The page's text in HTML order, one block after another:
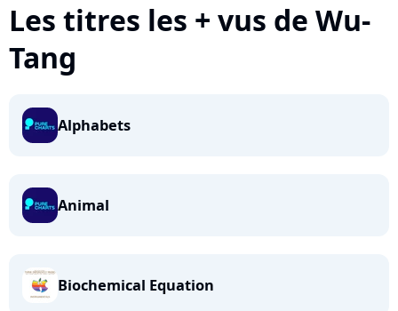
Les titres les + vus de Wu-
Tang
Alphabets
Animal
Biochemical Equation